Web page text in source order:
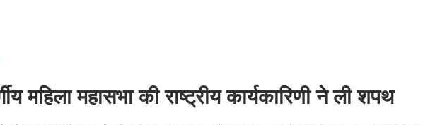
महिला महासभा की राष्ट्रीय कार्यकारिणी ने ली शपथ